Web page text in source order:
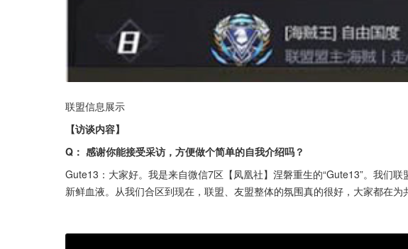
联盟信息展示
【访谈内容】
Q： 感谢你能接受采访，方便做个简单的自我介绍吗？
Gute13：大家好。我是来自微信7区【凤凰社】涅磐重生的“Gute13”。我们
新鲜血液。从我们合区到现在，联盟、友盟整体的氛围真的很好，大家都在为